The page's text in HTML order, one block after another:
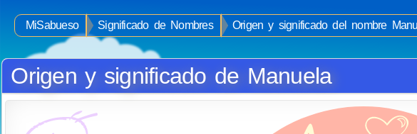
MiSabueso Significado de Nombres
Origen y significado del nombre
Origen y significado de Manuela